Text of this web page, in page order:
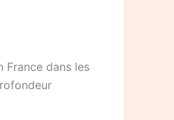
France dans les